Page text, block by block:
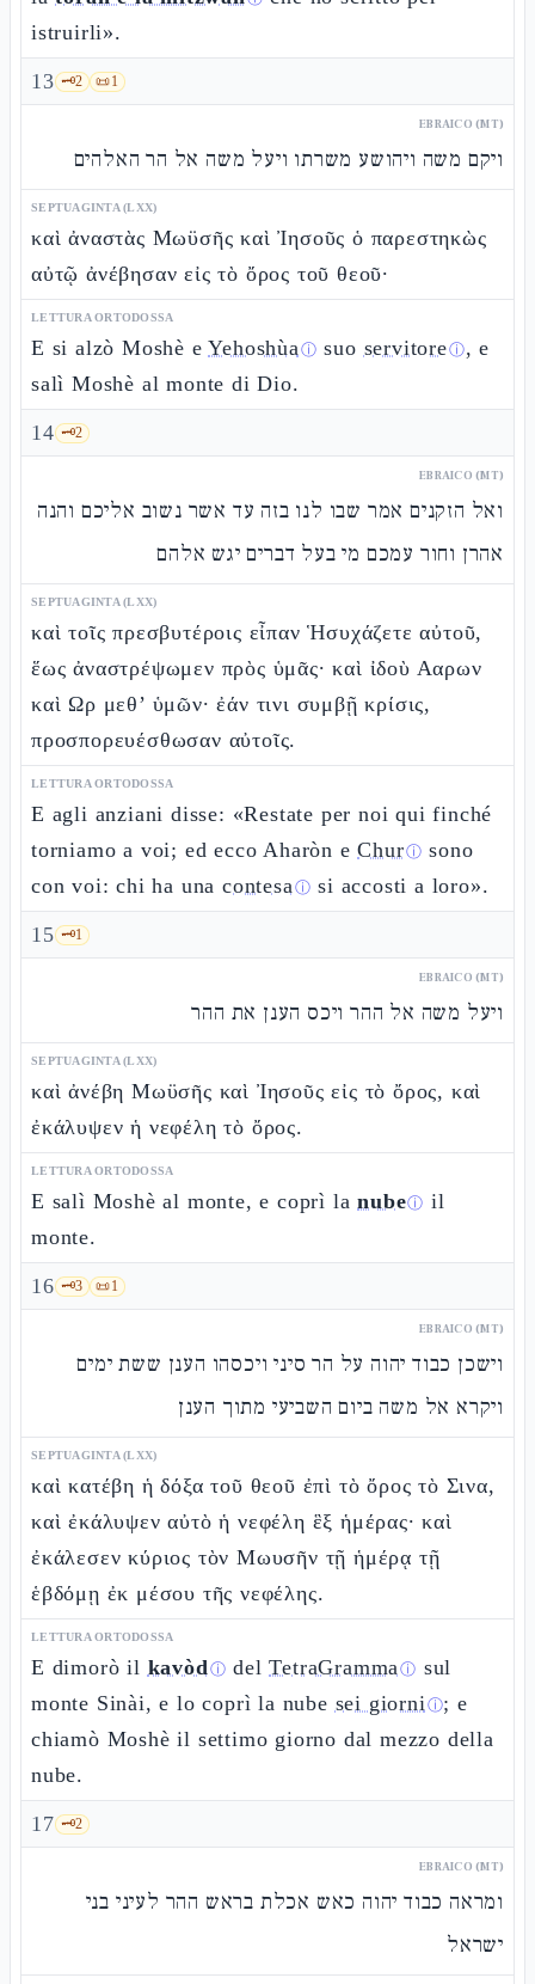
istruirli».
13 🗝️2 📜1
EBRAICO (MT)
ויקם משה ויהושע משרתו ויעל משה אל הר האלהים
SEPTUAGINTA (LXX)
καὶ ἀναστὰς Μωϋσῆς καὶ Ἰησοῦς ὁ παρεστηκὼς
αὐτῷ ἀνέβησαν εἰς τὸ ὄρος τοῦ θεοῦ·
LETTURA ORTODOSSA
E si alzò Moshè eYehoshùaⓘ suo servitoreⓘ, e
salì Moshè al monte di Dio.
14 🗝️2
EBRAICO (MT)
ואל הזקנים אמר שבו לנו בזה עד אשר נשוב אליכם והנה
אהרן וחור עמכם מי בעל דברים יגש אלהם
SEPTUAGINTA (LXX)
καὶ τοῖς πρεσβυτέροις εἶπαν Ἡσυχάζετε αὐτοῦ,
ἕως ἀναστρέψωμεν πρὸς ὑμᾶς· καὶ ἰδοὺ Ααρων
καὶ Ωρ μεθ’ ὑμῶν· ἐάν τινι συμβῇ κρίσις,
προσπορευέσθωσαν αὐτοῖς.
LETTURA ORTODOSSA
E agli anziani disse: «Restate per noi qui finché
torniamo a voi; ed ecco Aharòn eChurⓘ sono
con voi: chi ha unacontesaⓘ si accosti a loro».
15 🗝️1
EBRAICO (MT)
ויעל משה אל ההר ויכס הענן את ההר
SEPTUAGINTA (LXX)
καὶ ἀνέβη Μωϋσῆς καὶ Ἰησοῦς εἰς τὸ ὄρος, καὶ
ἐκάλυψεν ἡ νεφέλη τὸ ὄρος.
LETTURA ORTODOSSA
E salì Moshè al monte, e coprì lanubeⓘ il
monte.
16 🗝️3 📜1
EBRAICO (MT)
וישכן כבוד יהוה על הר סיני ויכסהו הענן ששת ימים
ויקרא אל משה ביום השביעי מתוך הענן
SEPTUAGINTA (LXX)
καὶ κατέβη ἡ δόξα τοῦ θεοῦ ἐπὶ τὸ ὄρος τὸ Σινα,
καὶ ἐκάλυψεν αὐτὸ ἡ νεφέλη ἓξ ἡμέρας· καὶ
ἐκάλεσεν κύριος τὸν Μωυσῆν τῇ ἡμέρᾳ τῇ
ἑβδόμῃ ἐκ μέσου τῆς νεφέλης.
LETTURA ORTODOSSA
E dimorò il kavòdⓘ delTetraGrammaⓘ sul
monte Sinài, e lo coprì la nube sei giorniⓘ; e
chiamò Moshè il settimo giorno dal mezzo della
nube.
17 🗝️2
EBRAICO (MT)
ומראה כבוד יהוה כאש אכלת בראש ההר לעיני בני
ישראל